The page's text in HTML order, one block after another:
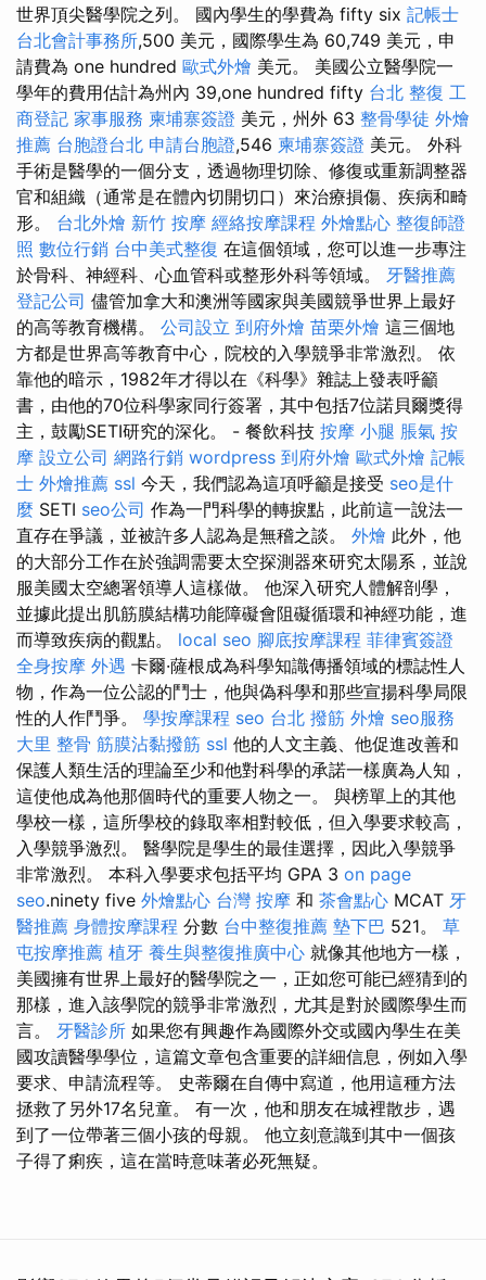
世界頂尖醫學院之列。 國內學生的學費為 fifty six 記帳士
台北會計事務所,500 美元，國際學生為 60,749 美元，申
請費為 one hundred 歐式外燴 美元。 美國公立醫學院一
學年的費用估計為州內 39,one hundred fifty 台北 整復 工
商登記 家事服務 柬埔寨簽證 美元，州外 63 整骨學徒 外燴
推薦 台胞證台北 申請台胞證,546 柬埔寨簽證 美元。 外科
手術是醫學的一個分支，透過物理切除、修復或重新調整器
官和組織（通常是在體內切開切口）來治療損傷、疾病和畸
形。 台北外燴 新竹 按摩 經絡按摩課程 外燴點心 整復師證
照 數位行銷 台中美式整復 在這個領域，您可以進一步專注
於骨科、神經科、心血管科或整形外科等領域。 牙醫推薦
登記公司 儘管加拿大和澳洲等國家與美國競爭世界上最好
的高等教育機構。 公司設立 到府外燴 苗栗外燴 這三個地
方都是世界高等教育中心，院校的入學競爭非常激烈。 依
靠他的暗示，1982年才得以在《科學》雜誌上發表呼籲
書，由他的70位科學家同行簽署，其中包括7位諾貝爾獎得
主，鼓勵SETI研究的深化。 - 餐飲科技 按摩 小腿 脹氣 按
摩 設立公司 網路行銷 wordpress 到府外燴 歐式外燴 記帳
士 外燴推薦 ssl 今天，我們認為這項呼籲是接受 seo是什
麼 SETI seo公司 作為一門科學的轉捩點，此前這一說法一
直存在爭議，並被許多人認為是無稽之談。 外燴 此外，他
的大部分工作在於強調需要太空探測器來研究太陽系，並說
服美國太空總署領導人這樣做。 他深入研究人體解剖學，
並據此提出肌筋膜結構功能障礙會阻礙循環和神經功能，進
而導致疾病的觀點。 local seo 腳底按摩課程 菲律賓簽證
全身按摩 外遇 卡爾·薩根成為科學知識傳播領域的標誌性人
物，作為一位公認的鬥士，他與偽科學和那些宣揚科學局限
性的人作鬥爭。 學按摩課程 seo 台北 撥筋 外燴 seo服務
大里 整骨 筋膜沾黏撥筋 ssl 他的人文主義、他促進改善和
保護人類生活的理論至少和他對科學的承諾一樣廣為人知，
這使他成為他那個時代的重要人物之一。 與榜單上的其他
學校一樣，這所學校的錄取率相對較低，但入學要求較高，
入學競爭激烈。 醫學院是學生的最佳選擇，因此入學競爭
非常激烈。 本科入學要求包括平均 GPA 3 on page
seo.ninety five 外燴點心 台灣 按摩 和 茶會點心 MCAT 牙
醫推薦 身體按摩課程 分數 台中整復推薦 墊下巴 521。 草
屯按摩推薦 植牙 養生與整復推廣中心 就像其他地方一樣，
美國擁有世界上最好的醫學院之一，正如您可能已經猜到的
那樣，進入該學院的競爭非常激烈，尤其是對於國際學生而
言。 牙醫診所 如果您有興趣作為國際外交或國內學生在美
國攻讀醫學學位，這篇文章包含重要的詳細信息，例如入學
要求、申請流程等。 史蒂爾在自傳中寫道，他用這種方法
拯救了另外17名兒童。 有一次，他和朋友在城裡散步，遇
到了一位帶著三個小孩的母親。 他立刻意識到其中一個孩
子得了痢疾，這在當時意味著必死無疑。